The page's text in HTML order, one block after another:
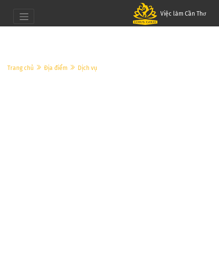
Việc làm Cần Thơ
Trang chủ Địa điểm Dịch vụ